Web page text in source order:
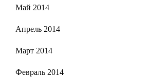
Май 2014
Апрель 2014
Март 2014
Февраль 2014